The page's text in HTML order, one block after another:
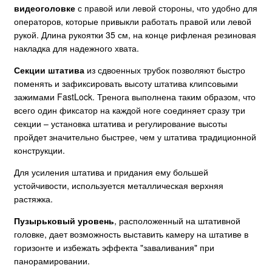
видеоголовке с правой или левой стороны, что удобно для
операторов, которые привыкли работать правой или левой
рукой. Длина рукоятки 35 см, на конце рифленая резиновая
накладка для надежного хвата.
Секции штатива из сдвоенных трубок позволяют быстро
поменять и зафиксировать высоту штатива клипсовыми
зажимами FastLock. Тренога выполнена таким образом, что
всего один фиксатор на каждой ноге соединяет сразу три
секции – установка штатива и регулирование высоты
пройдет значительно быстрее, чем у штатива традиционной
конструкции.
Для усиления штатива и придания ему большей
устойчивости, используется металлическая верхняя
растяжка.
Пузырьковый уровень, расположенный на штативной
головке, дает возможность выставить камеру на штативе в
горизонте и избежать эффекта "заваливания" при
панорамировании.